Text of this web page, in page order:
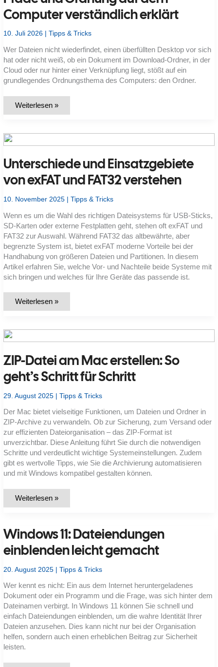
Computer verständlich erklärt
10. Juli 2026 |Tipps & Tricks
Wer Dateien nicht wiederfindet, einen überfüllten Desktop vor sich
hat oder nicht weiß, ob ein Dokument im Download-Ordner, in der
Cloud oder nur hinter einer Verknüpfung liegt, stößt auf ein
grundlegendes Ordnungsthema des Computers: den Ordner.
Was
Dateistruktur,
und
auf
dem
Computer
verständlich
erklärt
Weiterlesen »
Unterschiede und Einsatzgebiete
von exFAT und FAT32 verstehen
10. November 2025 |Tipps & Tricks
Wenn es um die Wahl des richtigen Dateisystems für USB-Sticks,
SD-Karten oder externe Festplatten geht, stehen oft exFAT und
FAT32 zur Auswahl. Während FAT32 das altbewährte, aber
begrenzte System ist, bietet exFAT moderne Vorteile bei der
Handhabung von größeren Dateien und Partitionen. In diesem
Artikel erfahren Sie, welche Vor- und Nachteile beide Systeme mit
sich bringen und welches für Ihre Geräte das passende ist.
Unterschiede
exFAT
FAT32
Weiterlesen »
ZIP-Datei am Mac erstellen: So
geht’s Schritt für Schritt
29. August 2025 |Tipps & Tricks
Der Mac bietet vielseitige Funktionen, um Dateien und Ordner in
ZIP-Archive zu verwandeln. Ob zur Sicherung, zum Versand oder
zur effizienten Dateiorganisation – das ZIP-Format ist
unverzichtbar. Diese Anleitung führt Sie durch die notwendigen
Schritte und verdeutlicht wichtige Systemeinstellungen. Zudem
gibt es wertvolle Tipps, wie Sie die Archivierung automatisieren
und mit Windows kompatibel gestalten können.
ZIP-
So
geht’s
Schritt
für
Weiterlesen »
Windows 11: Dateiendungen
einblenden leicht gemacht
20. August 2025 |Tipps & Tricks
Wer kennt es nicht: Ein aus dem Internet heruntergeladenes
Dokument oder ein Programm und die Frage, was sich hinter dem
Dateinamen verbirgt. In Windows 11 können Sie schnell und
einfach Dateiendungen einblenden, um die wahre Identität Ihrer
Dateien anzusehen. Dies kann nicht nur bei der Organisation
helfen, sondern auch einen erheblichen Beitrag zur Sicherheit
leisten.